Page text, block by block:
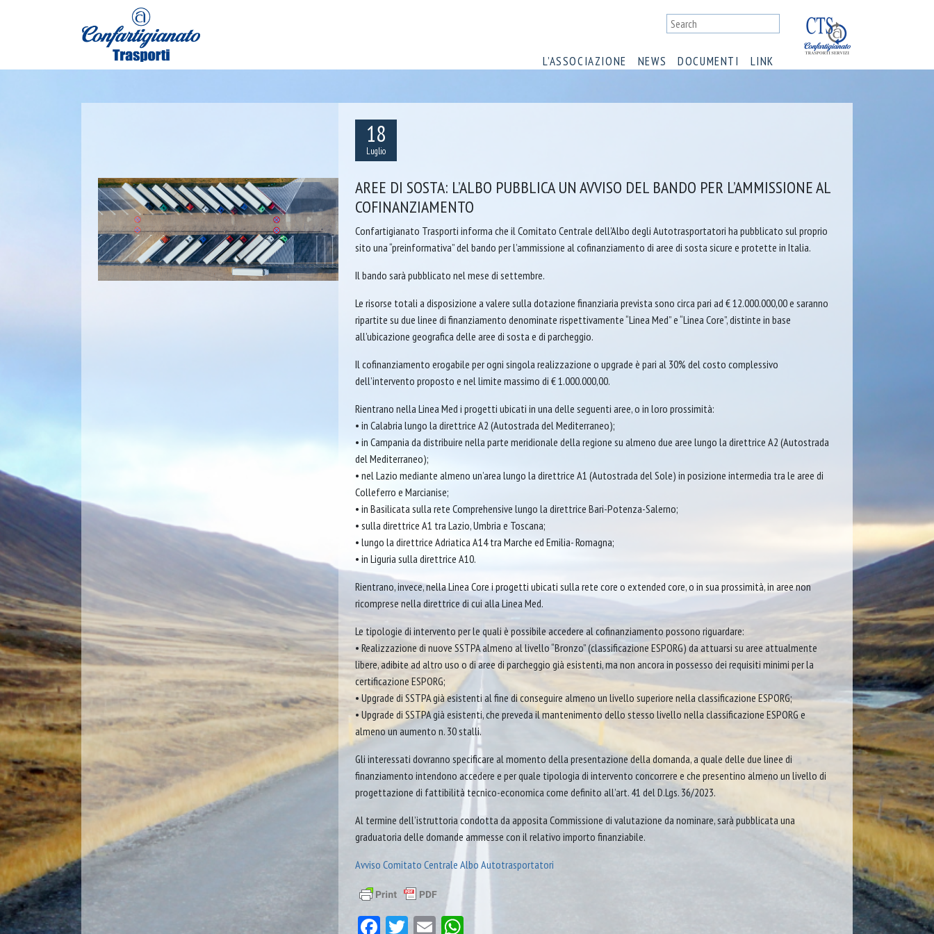
L’ASSOCIAZIONE NEWS DOCUMENTI LINK
18
Luglio
AREE DI SOSTA: L’ALBO PUBBLICA UN AVVISO DEL BANDO PER L’AMMISSIONE AL
COFINANZIAMENTO
Confartigianato Trasporti informa che il Comitato Centrale dell’Albo degli Autotrasportatori ha pubblicato sul proprio
sito una “preinformativa” del bando per l’ammissione al cofinanziamento di aree di sosta sicure e protette in Italia.
Il bando sarà pubblicato nel mese di settembre.
Le risorse totali a disposizione a valere sulla dotazione finanziaria prevista sono circa pari ad € 12.000.000,00 e saranno
ripartite su due linee di finanziamento denominate rispettivamente “Linea Med” e “Linea Core”, distinte in base
all’ubicazione geografica delle aree di sosta e di parcheggio.
Il cofinanziamento erogabile per ogni singola realizzazione o upgrade è pari al 30% del costo complessivo
dell’intervento proposto e nel limite massimo di € 1.000.000,00.
Rientrano nella Linea Med i progetti ubicati in una delle seguenti aree, o in loro prossimità:
• in Calabria lungo la direttrice A2 (Autostrada del Mediterraneo);
• in Campania da distribuire nella parte meridionale della regione su almeno due aree lungo la direttrice A2 (Autostrada
del Mediterraneo);
• nel Lazio mediante almeno un’area lungo la direttrice A1 (Autostrada del Sole) in posizione intermedia tra le aree di
Colleferro e Marcianise;
• in Basilicata sulla rete Comprehensive lungo la direttrice Bari-Potenza-Salerno;
• sulla direttrice A1 tra Lazio, Umbria e Toscana;
• lungo la direttrice Adriatica A14 tra Marche ed Emilia- Romagna;
• in Liguria sulla direttrice A10.
Rientrano, invece, nella Linea Core i progetti ubicati sulla rete core o extended core, o in sua prossimità, in aree non
ricomprese nella direttrice di cui alla Linea Med.
Le tipologie di intervento per le quali è possibile accedere al cofinanziamento possono riguardare:
• Realizzazione di nuove SSTPA almeno al livello “Bronzo” (classificazione ESPORG) da attuarsi su aree attualmente
libere, adibite ad altro uso o di aree di parcheggio già esistenti, ma non ancora in possesso dei requisiti minimi per la
certificazione ESPORG;
• Upgrade di SSTPA già esistenti al fine di conseguire almeno un livello superiore nella classificazione ESPORG;
• Upgrade di SSTPA già esistenti, che preveda il mantenimento dello stesso livello nella classificazione ESPORG e
almeno un aumento n. 30 stalli.
Gli interessati dovranno specificare al momento della presentazione della domanda, a quale delle due linee di
finanziamento intendono accedere e per quale tipologia di intervento concorrere e che presentino almeno un livello di
progettazione di fattibilità tecnico-economica come definito all’art. 41 del D.Lgs. 36/2023.
Al termine dell’istruttoria condotta da apposita Commissione di valutazione da nominare, sarà pubblicata una
graduatoria delle domande ammesse con il relativo importo finanziabile.
Avviso Comitato Centrale Albo Autotrasportatori
Facebook
Twitter
Email